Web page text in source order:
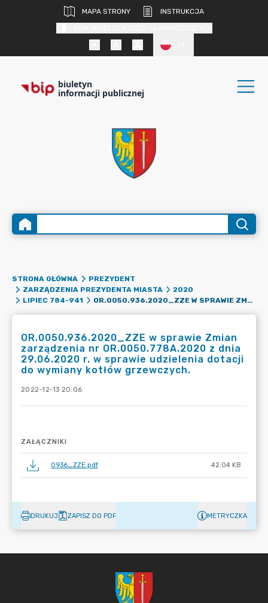
MAPA STRONY
INSTRUKCJA
biuletyn
informacji publicznej
STRONA GŁÓWNA
PREZYDENT
ZARZĄDZENIA PREZYDENTA MIASTA
2020
LIPIEC 784-941
OR.0050.936.2020_ZZE W SPRAWIE ZMIAN ZARZĄDZENIA NR OR.0050.778A.2020 Z DNIA 29.06.2020 R. W SPRAWIE UDZIELENIA DOTACJI DO WYMIANY KOTŁÓW GRZEWCZYCH.
OR.0050.936.2020_ZZE w sprawie Zmian
zarządzenia nr OR.0050.778A.2020 z dnia
29.06.2020 r. w sprawie udzielenia dotacji
do wymiany kotłów grzewczych.
2022-12-13 20:06
ZAŁĄCZNIKI
0936_ZZE.pdf 42.04 KB
DRUKUJ ZAPISZ DO PDF METRYCZKA